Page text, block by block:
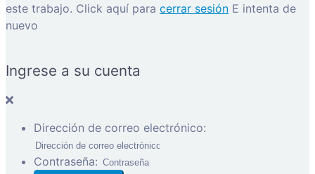
este trabajo. Click aquí para cerrar sesión E intenta de
nuevo
Ingrese a su cuenta
Dirección de correo electrónico:
Contraseña: